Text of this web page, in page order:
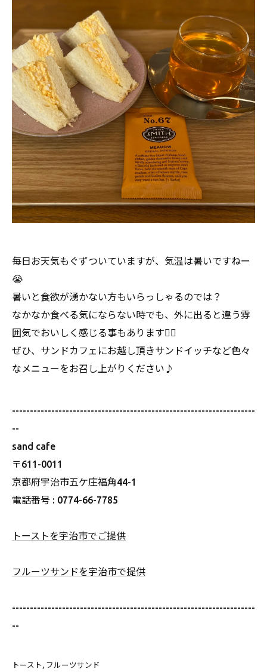
毎日お天気もぐずついていますが、気温は暑いですねー
😭
暑いと食欲が湧かない方もいらっしゃるのでは？
なかなか食べる気にならない時でも、外に出ると違う雰
囲気でおいしく感じる事もあります🙆‍♀️
ぜひ、サンドカフェにお越し頂きサンドイッチなど色々
なメニューをお召し上がりください♪
--------------------------------------------------------------------
--
sand cafe
〒611-0011
京都府宇治市五ケ庄福角44-1
電話番号 : 0774-66-7785
トーストを宇治市でご提供
フルーツサンドを宇治市で提供
--------------------------------------------------------------------
--
トースト フルーツサンド